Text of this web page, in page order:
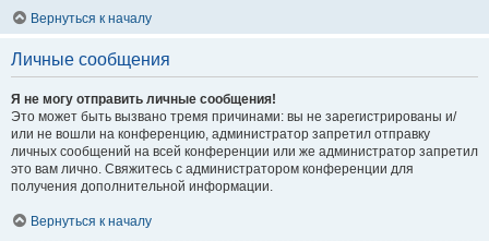
Вернуться к началу
Личные сообщения
Я не могу отправить личные сообщения!
Это может быть вызвано тремя причинами: вы не зарегистрированы и/
или не вошли на конференцию, администратор запретил отправку
личных сообщений на всей конференции или же администратор запретил
это вам лично. Свяжитесь с администратором конференции для
получения дополнительной информации.
Вернуться к началу